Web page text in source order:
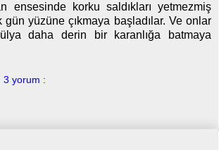
ensesinde korku saldıkları yetmezmiş
yüzüne çıkmaya başladılar. Ve onlar
daha derin bir karanlığa batmaya
3 yorum :